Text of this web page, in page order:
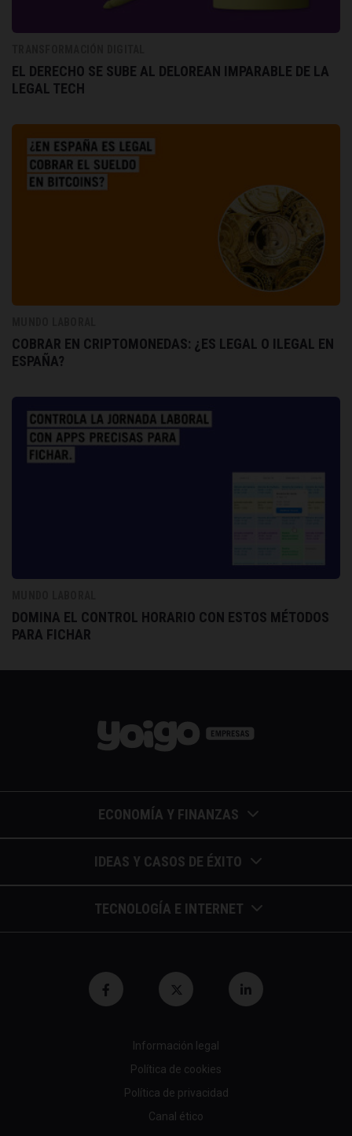
EL DERECHO SE SUBE AL DELOREAN IMPARABLE DE LA
LEGAL TECH
COBRAR EN CRIPTOMONEDAS: ¿ES LEGAL O ILEGAL EN
ESPAÑA?
DOMINA EL CONTROL HORARIO CON ESTOS MÉTODOS
PARA FICHAR
ECONOMÍA Y FINANZAS
Barómetros de sueldos
Economía colaborativa
Economía para Pymes
Fiscalidad y hacienda
IDEAS Y CASOS DE ÉXITO
Calendario de eventos
Casos de éxito
Entrevistas / autores
Gestión y liderazgo
Psicología y coaching
TECNOLOGÍA E INTERNET
Blockchain y similares
Nuevas profesiones
Información legal
Política de cookies
Política de privacidad
Canal ético